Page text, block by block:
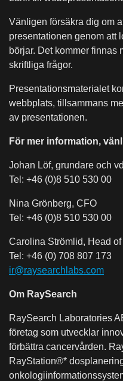
Vänligen försäkra dig om
presentationen genom att
börjar. Det kommer finnas
skriftliga frågor.
Presentationsmaterialet
webbplats, tillsammans
av presentationen.
För mer information,
Johan Löf, grundare och vd
Tel: +46 (0)8 510 530 00
Nina Grönberg, CFO
Tel: +46 (0)8 510 530 00
Carolina Strömlid, Head
Tel: +46 (0) 708 807 173
ir@raysearchlabs.com
Om RaySearch
RaySearch Laboratories
företag som utvecklar
förbättra cancervården.
RayStation®*